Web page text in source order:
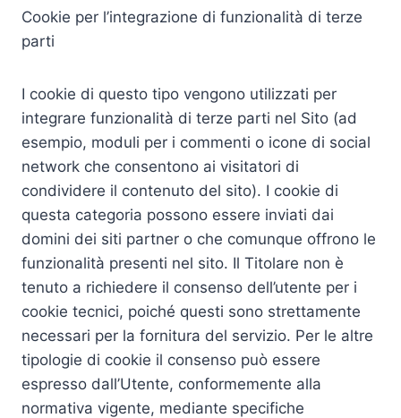
Cookie per l’integrazione di funzionalità di terze
parti
I cookie di questo tipo vengono utilizzati per
integrare funzionalità di terze parti nel Sito (ad
esempio, moduli per i commenti o icone di social
network che consentono ai visitatori di
condividere il contenuto del sito). I cookie di
questa categoria possono essere inviati dai
domini dei siti partner o che comunque offrono le
funzionalità presenti nel sito. Il Titolare non è
tenuto a richiedere il consenso dell’utente per i
cookie tecnici, poiché questi sono strettamente
necessari per la fornitura del servizio. Per le altre
tipologie di cookie il consenso può essere
espresso dall’Utente, conformemente alla
normativa vigente, mediante specifiche